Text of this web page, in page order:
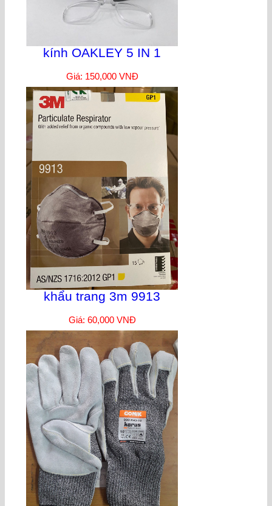
kính OAKLEY 5 IN 1
Giá: 150,000 VNĐ
khẩu trang 3m 9913
Giá: 60,000 VNĐ